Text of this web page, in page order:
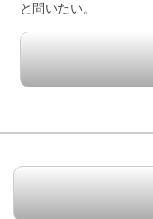
と問いたい。